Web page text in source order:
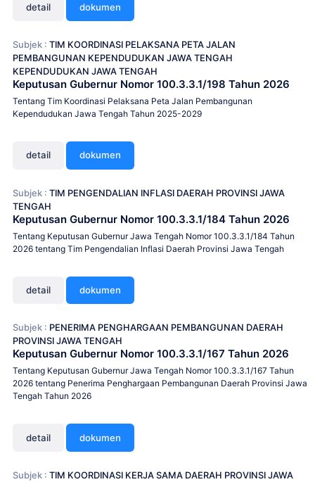
detail dokumen
Subjek : TIM KOORDINASI PELAKSANA PETA JALAN
PEMBANGUNAN KEPENDUDUKAN JAWA TENGAH
KEPENDUDUKAN JAWA TENGAH
Keputusan Gubernur Nomor 100.3.3.1/198 Tahun 2026
Tentang Tim Koordinasi Pelaksana Peta Jalan Pembangunan
Kependudukan Jawa Tengah Tahun 2025-2029
detail dokumen
Subjek : TIM PENGENDALIAN INFLASI DAERAH PROVINSI JAWA
TENGAH
Keputusan Gubernur Nomor 100.3.3.1/184 Tahun 2026
Tentang Keputusan Gubernur Jawa Tengah Nomor 100.3.3.1/184 Tahun
2026 tentang Tim Pengendalian Inflasi Daerah Provinsi Jawa Tengah
detail dokumen
Subjek : PENERIMA PENGHARGAAN PEMBANGUNAN DAERAH
PROVINSI JAWA TENGAH
Keputusan Gubernur Nomor 100.3.3.1/167 Tahun 2026
Tentang Keputusan Gubernur Jawa Tengah Nomor 100.3.3.1/167 Tahun
2026 tentang Penerima Penghargaan Pembangunan Daerah Provinsi Jawa
Tengah Tahun 2026
detail dokumen
Subjek : TIM KOORDINASI KERJA SAMA DAERAH PROVINSI JAWA